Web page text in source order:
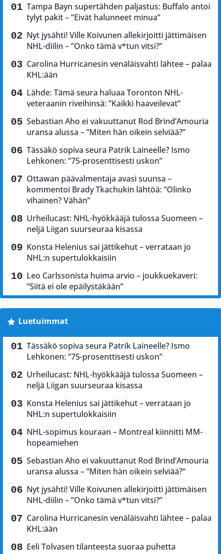
Tampa Bayn supertähden paljastus: Buffalo antoi
tylyt pakit – ”Eivät halunneet minua”
Nyt jysähti! Ville Koivunen allekirjoitti jättimäisen
NHL-diilin – ”Onko tämä v*tun vitsi?”
Carolina Hurricanesin venäläisvahti lähtee – palaa
KHL:ään
Lähde: Tämä seura haluaa Toronton NHL-
veteraanin riveihinsä: ”Kaikki haaveilevat”
Sebastian Aho ei vakuuttanut Rod Brind’Amouria
uransa alussa – ”Miten hän oikein selviää?”
Tässäkö sopiva seura Patrik Laineelle? Ismo
Lehkonen: ”75-prosenttisesti uskon”
Ottawan päävalmentaja avasi suunsa –
kommentoi Brady Tkachukin lähtöä: ”Olinko
vihainen? Vähän”
Urheilucast: NHL-hyökkääjä tulossa Suomeen –
neljä Liigan suurseuraa kisassa
Konsta Helenius sai jättikehut – verrataan jo
NHL:n supertulokkaisiin
Leo Carlssonista huima arvio – joukkuekaveri:
”Siitä ei ole epäilystäkään”
Luetuimmat
Tässäkö sopiva seura Patrik Laineelle? Ismo
Lehkonen: ”75-prosenttisesti uskon”
Urheilucast: NHL-hyökkääjä tulossa Suomeen –
neljä Liigan suurseuraa kisassa
Konsta Helenius sai jättikehut – verrataan jo
NHL:n supertulokkaisiin
NHL-sopimus kouraan – Montreal kiinnitti MM-
hopeamiehen
Sebastian Aho ei vakuuttanut Rod Brind’Amouria
uransa alussa – ”Miten hän oikein selviää?”
Nyt jysähti! Ville Koivunen allekirjoitti jättimäisen
NHL-diilin – ”Onko tämä v*tun vitsi?”
Carolina Hurricanesin venäläisvahti lähtee – palaa
KHL:ään
Eeli Tolvasen tilanteesta suoraa puhetta